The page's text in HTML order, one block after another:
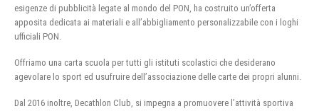
esigenze di pubblicità legate al mondo del PON, ha costruito un’offerta
apposita dedicata ai materiali e all’abbigliamento personalizzabile con i loghi
ufficiali PON.
Offriamo una carta scuola per tutti gli istituti scolastici che desiderano
agevolare lo sport ed usufruire dell’associazione delle carte dei propri alunni.
Dal 2016 inoltre, Decathlon Club, si impegna a promuovere l’attività sportiva